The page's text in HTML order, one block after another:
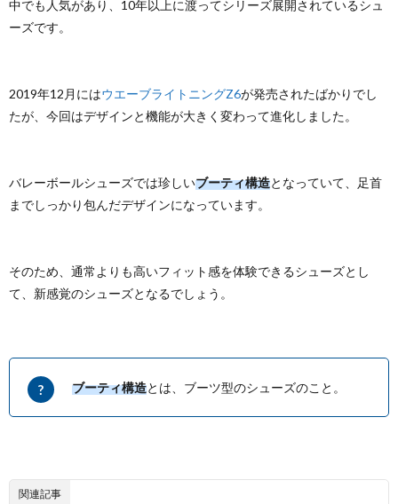
中でも人気があり、10年以上に渡ってシリーズ展開されているシュ
ーズです。
2019年12月にはウエーブライトニングZ6が発売されたばかりでし
たが、今回はデザインと機能が大きく変わって進化しました。
バレーボールシューズでは珍しいブーティ構造となっていて、足首
までしっかり包んだデザインになっています。
そのため、通常よりも高いフィット感を体験できるシューズとし
て、新感覚のシューズとなるでしょう。
ブーティ構造とは、ブーツ型のシューズのこと。
関連記事